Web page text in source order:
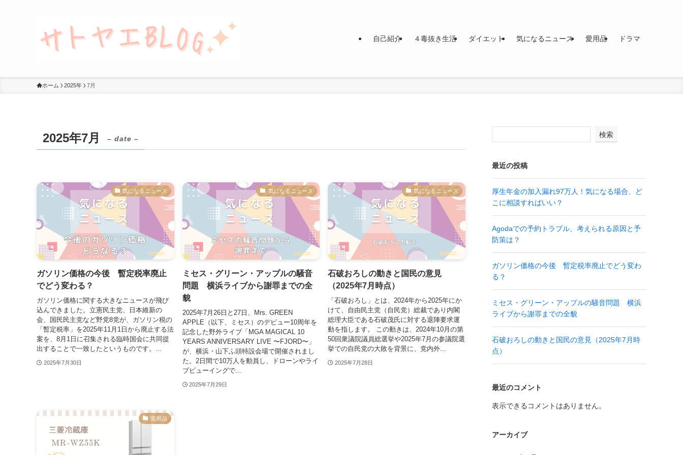
自己紹介 ４毒抜き生活 ダイエット 気になるニュース 愛用品 ドラマ
ホーム 2025年 7月
2025年7月 – date –
気になるニュース
ガソリン価格の今後 暫定税率廃止
でどう変わる？
ガソリン価格に関する大きなニュースが飛び
込んできました。立憲民主党、日本維新の
会、国民民主党など野党8党が、ガソリン税の
「暫定税率」を2025年11月1日から廃止する法
案を、8月1日に召集される臨時国会に共同提
出することで一致したというものです。...
2025年7月30日
気になるニュース
ミセス・グリーン・アップルの騒音
問題 横浜ライブから謝罪までの全
貌
2025年7月26日と27日、Mrs. GREEN
APPLE（以下、ミセス）のデビュー10周年を
記念した野外ライブ「MGA MAGICAL 10
YEARS ANNIVERSARY LIVE 〜FJORD〜」
が、横浜・山下ふ頭特設会場で開催されまし
た。2日間で10万人を動員し、ドローンやライ
ブビューイングで...
2025年7月29日
気になるニュース
石破おろしの動きと国民の意見
（2025年7月時点）
「石破おろし」とは、2024年から2025年にか
けて、自由民主党（自民党）総裁であり内閣
総理大臣である石破茂氏に対する退陣要求運
動を指します。 この動きは、2024年10月の第
50回衆議院議員総選挙や2025年7月の参議院選
挙での自民党の大敗を背景に、党内外...
2025年7月28日
愛用品
検索
最近の投稿
厚生年金の加入漏れ97万人！気になる場合、ど
こに相談すればいい？
Agodaでの予約トラブル、考えられる原因と予
防策は？
ガソリン価格の今後 暫定税率廃止でどう変わ
る？
ミセス・グリーン・アップルの騒音問題 横浜
ライブから謝罪までの全貌
石破おろしの動きと国民の意見（2025年7月時
点）
最近のコメント
表示できるコメントはありません。
アーカイブ